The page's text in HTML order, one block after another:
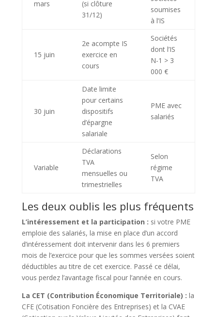
mars
(si clôture
31/12)
soumises
à l’IS
15 juin
2e acompte IS
exercice en
cours
Sociétés
dont l’IS
N-1 > 3
000 €
30 juin
Date limite
pour certains
dispositifs
d’épargne
salariale
PME avec
salariés
Variable
Déclarations
TVA
mensuelles ou
trimestrielles
Selon
régime
TVA
Les deux oublis les plus fréquents
L’intéressement et la participation : si votre PME
emploie des salariés, la mise en place d’un accord
d’intéressement doit intervenir dans les 6 premiers
mois de l’exercice pour que les sommes versées soient
déductibles au titre de cet exercice. Passé ce délai,
vous perdez l’avantage fiscal pour l’année en cours.
La CET (Contribution Économique Territoriale) : la
CFE (Cotisation Foncière des Entreprises) et la CVAE